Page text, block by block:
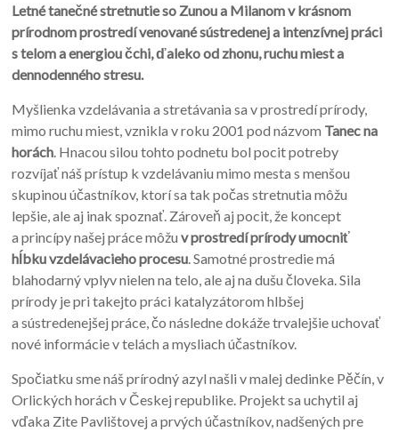
Letné tanečné stretnutie so Zunou a Milanom v krásnom
prírodnom prostredí venované sústredenej a intenzívnej práci
s telom a energiou čchi, ďaleko od zhonu, ruchu miest a
dennodenného stresu.
Myšlienka vzdelávania a stretávania sa v prostredí prírody,
mimo ruchu miest, vznikla v roku 2001 pod názvom Tanec na
horách. Hnacou silou tohto podnetu bol pocit potreby
rozvíjať náš prístup k vzdelávaniu mimo mesta s menšou
skupinou účastníkov, ktorí sa tak počas stretnutia môžu
lepšie, ale aj inak spoznať. Zároveň aj pocit, že koncept
a princípy našej práce môžuv prostredí prírody umocniť
hĺbku vzdelávacieho procesu. Samotné prostredie má
blahodarný vplyv nielen na telo, ale aj na dušu človeka. Sila
prírody je pri takejto práci katalyzátorom hlbšej
a sústredenejšej práce, čo následne dokáže trvalejšie uchovať
nové informácie v telách a mysliach účastníkov.
Spočiatku sme náš prírodný azyl našli v malej dedinke Pěčín, v
Orlických horách v Českej republike. Projekt sa uchytil aj
vďaka Zite Pavlištovej a prvých účastníkov, nadšených pre